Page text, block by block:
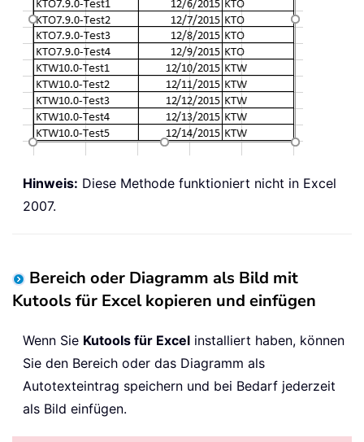
Hinweis: Diese Methode funktioniert nicht in Excel
2007.
Bereich oder Diagramm als Bild mit
Kutools für Excel kopieren und einfügen
Wenn Sie Kutools für Excel installiert haben, können
Sie den Bereich oder das Diagramm als
Autotexteintrag speichern und bei Bedarf jederzeit
als Bild einfügen.